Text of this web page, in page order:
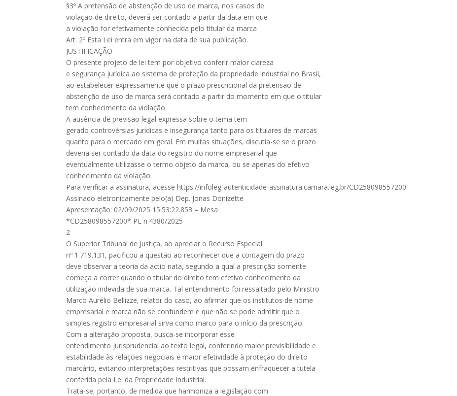
§3º A pretensão de abstenção de uso de marca, nos casos de
violação de direito, deverá ser contado a partir da data em que
a violação for efetivamente conhecida pelo titular da marca
Art. 2º Esta Lei entra em vigor na data de sua publicação.
JUSTIFICAÇÃO
O presente projeto de lei tem por objetivo conferir maior clareza
e segurança jurídica ao sistema de proteção da propriedade industrial no Brasil,
ao estabelecer expressamente que o prazo prescricional da pretensão de
abstenção de uso de marca será contado a partir do momento em que o titular
tem conhecimento da violação.
A ausência de previsão legal expressa sobre o tema tem
gerado controvérsias jurídicas e insegurança tanto para os titulares de marcas
quanto para o mercado em geral. Em muitas situações, discutia-se se o prazo
deveria ser contado da data do registro do nome empresarial que
eventualmente utilizasse o termo objeto da marca, ou se apenas do efetivo
conhecimento da violação.
Para verificar a assinatura, acesse https://infoleg-autenticidade-assinatura.camara.leg.br/CD258098557200
Assinado eletronicamente pelo(a) Dep. Jonas Donizette
Apresentação: 02/09/2025 15:53:22.853 – Mesa
*CD258098557200* PL n.4380/2025
2
O Superior Tribunal de Justiça, ao apreciar o Recurso Especial
nº 1.719.131, pacificou a questão ao reconhecer que a contagem do prazo
deve observar a teoria da actio nata, segundo a qual a prescrição somente
começa a correr quando o titular do direito tem efetivo conhecimento da
utilização indevida de sua marca. Tal entendimento foi ressaltado pelo Ministro
Marco Aurélio Bellizze, relator do caso, ao afirmar que os institutos de nome
empresarial e marca não se confundem e que não se pode admitir que o
simples registro empresarial sirva como marco para o início da prescrição.
Com a alteração proposta, busca-se incorporar esse
entendimento jurisprudencial ao texto legal, conferindo maior previsibilidade e
estabilidade às relações negociais e maior efetividade à proteção do direito
marcário, evitando interpretações restritivas que possam enfraquecer a tutela
conferida pela Lei da Propriedade Industrial.
Trata-se, portanto, de medida que harmoniza a legislação com